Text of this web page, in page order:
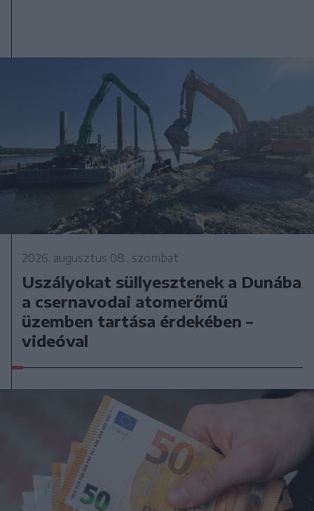
2026. augusztus 08., szombat
Uszályokat süllyesztenek a Dunába
a csernavodai atomerőmű
üzemben tartása érdekében –
videóval